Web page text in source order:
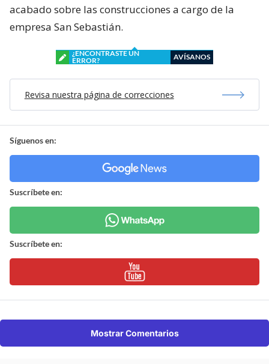
acabado sobre las construcciones a cargo de la
empresa San Sebastián.
¿ENCONTRASTE UN
ERROR?
AVÍSANOS
Revisa nuestra página de correcciones
Síguenos en:
Suscríbete en:
Suscríbete en:
Mostrar Comentarios